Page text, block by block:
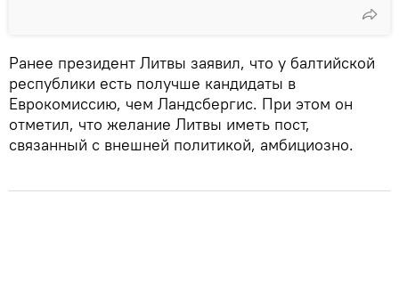
Ранее президент Литвы заявил, что у балтийской
республики есть получше кандидаты в
Еврокомиссию, чем Ландсбергис. При этом он
отметил, что желание Литвы иметь пост,
связанный с внешней политикой, амбициозно.